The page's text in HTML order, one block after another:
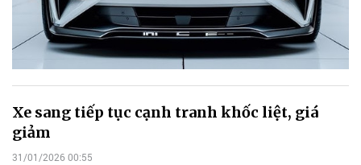
Xe sang tiếp tục cạnh tranh khốc liệt, giá
giảm
31/01/2026 00:55